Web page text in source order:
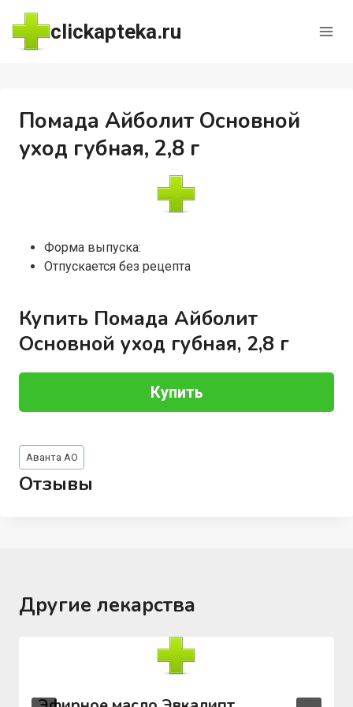
Перейти
содержимому
clickapteka.ru
Помада Айболит Основной
уход губная, 2,8 г
Форма выпуска:
Отпускается без рецепта
Купить Помада Айболит
Основной уход губная, 2,8 г
Купить
Метки
записи:
Аванта АО
Отзывы
Другие лекарства